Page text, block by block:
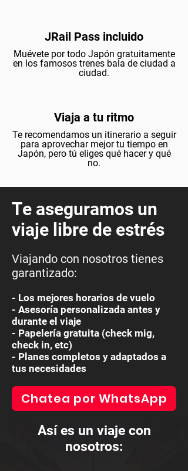
JRail Pass incluido
Muévete por todo Japón gratuitamente
en los famosos trenes bala de ciudad a
ciudad.
Viaja a tu ritmo
Te recomendamos un itinerario a seguir
para aprovechar mejor tu tiempo en
Japón, pero tú eliges qué hacer y qué
no.
Te aseguramos un
viaje libre de estrés
Viajando con nosotros tienes
garantizado:
- Los mejores horarios de vuelo
- Asesoría personalizada antes y
durante el viaje
- Papelería gratuita (check mig,
check in, etc)
- Planes completos y adaptados a
tus necesidades
Chatea por WhatsApp
Así es un viaje con
nosotros: